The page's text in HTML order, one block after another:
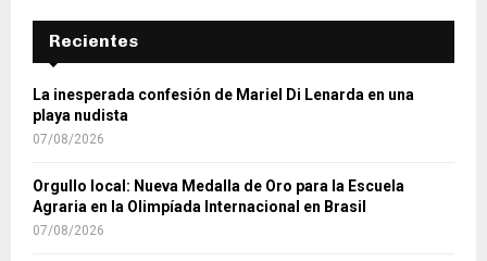
Recientes
La inesperada confesión de Mariel Di Lenarda en una
playa nudista
07/08/2026
Orgullo local: Nueva Medalla de Oro para la Escuela
Agraria en la Olimpíada Internacional en Brasil
07/08/2026